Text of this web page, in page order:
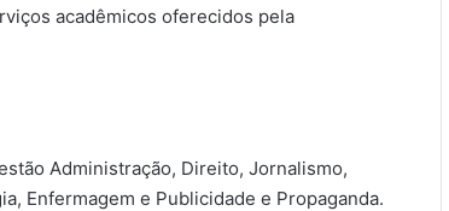
acadêmicos oferecidos pela
Administração, Direito, Jornalismo,
Enfermagem e Publicidade e Propaganda.